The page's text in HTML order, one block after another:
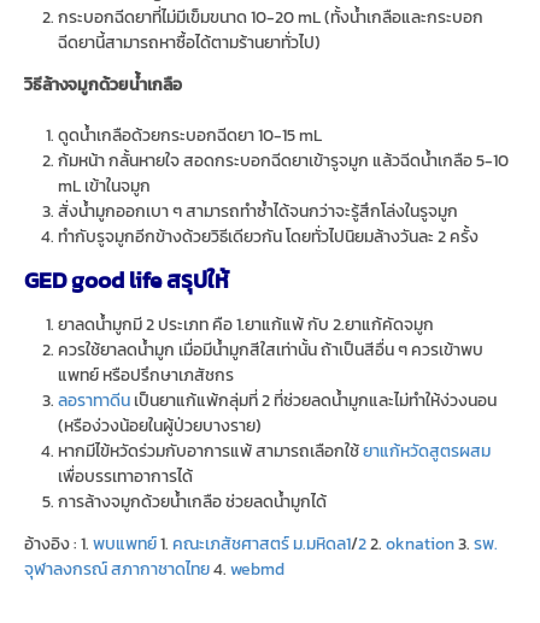
กระบอกฉีดยาที่ไม่มีเข็มขนาด 10-20 mL (ทั้งน้ำเกลือและกระบอก
ฉีดยานี้สามารถหาซื้อได้ตามร้านยาทั่วไป)
วิธีล้างจมูกด้วยน้ำเกลือ
ดูดน้ำเกลือด้วยกระบอกฉีดยา 10-15 mL
ก้มหน้า กลั้นหายใจ สอดกระบอกฉีดยาเข้ารูจมูก แล้วฉีดน้ำเกลือ 5-10
mL เข้าในจมูก
สั่งน้ำมูกออกเบา ๆ สามารถทำซ้ำได้จนกว่าจะรู้สึกโล่งในรูจมูก
ทำกับรูจมูกอีกข้างด้วยวิธีเดียวกัน โดยทั่วไปนิยมล้างวันละ 2 ครั้ง
GED good life สรุปให้
ยาลดน้ำมูกมี 2 ประเภท คือ 1.ยาแก้แพ้ กับ 2.ยาแก้คัดจมูก
ควรใช้ยาลดน้ำมูก เมื่อมีน้ำมูกสีใสเท่านั้น ถ้าเป็นสีอื่น ๆ ควรเข้าพบ
แพทย์ หรือปรึกษาเภสัชกร
ลอราทาดีน เป็นยาแก้แพ้กลุ่มที่ 2 ที่ช่วยลดน้ำมูกและไม่ทำให้ง่วงนอน
(หรือง่วงน้อยในผู้ป่วยบางราย)
หากมีไข้หวัดร่วมกับอาการแพ้ สามารถเลือกใช้ยาแก้หวัดสูตรผสม
เพื่อบรรเทาอาการได้
การล้างจมูกด้วยน้ำเกลือ ช่วยลดน้ำมูกได้
อ้างอิง : 1. พบแพทย์1. คณะเภสัชศาสตร์ ม.มหิดล1/22. oknation3. รพ.
จุฬาลงกรณ์ สภากาชาดไทย4. webmd